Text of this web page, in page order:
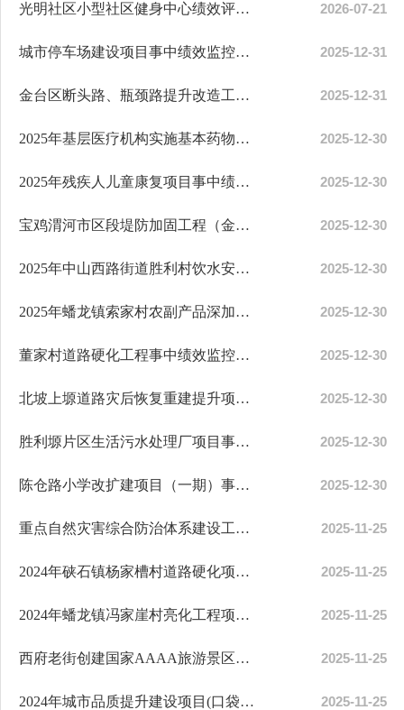
光明社区小型社区健身中心绩效评价报告 2026-07-21
城市停车场建设项目事中绩效监控报告 2025-12-31
金台区断头路、瓶颈路提升改造工程事中绩效监控报告 2025-12-31
2025年基层医疗机构实施基本药物制度项目事中绩效监控报告 2025-12-30
2025年残疾人儿童康复项目事中绩效监控报告 2025-12-30
宝鸡渭河市区段堤防加固工程（金台区-龙丰退水渠至金陈分界段）项目事中绩效监控报告 2025-12-30
2025年中山西路街道胜利村饮水安全巩固提升项目事中绩效监控报告 2025-12-30
2025年蟠龙镇索家村农副产品深加工粮仓建设项目事中绩效监控报告 2025-12-30
董家村道路硬化工程事中绩效监控报告 2025-12-30
北坡上塬道路灾后恢复重建提升项目事中绩效监控报告 2025-12-30
胜利塬片区生活污水处理厂项目事中绩效监控报告 2025-12-30
陈仓路小学改扩建项目（一期）事中绩效监控报告 2025-12-30
重点自然灾害综合防治体系建设工程绩效评价报告 2025-11-25
2024年硖石镇杨家槽村道路硬化项目事后绩效评价报告 2025-11-25
2024年蟠龙镇冯家崖村亮化工程项目事后绩效评价报告 2025-11-25
西府老街创建国家AAAA旅游景区提升改造项目事后绩效评价报告 2025-11-25
2024年城市品质提升建设项目(口袋公园建设)事后绩效评价报告 2025-11-25